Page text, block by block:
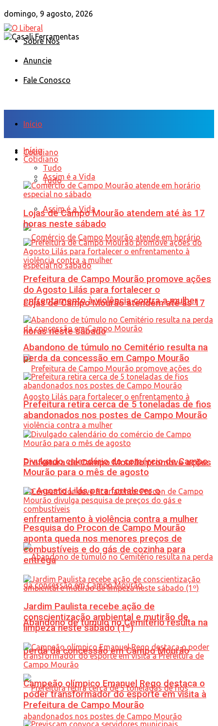
domingo, 9 agosto, 2026
Sobre Nós
Anuncie
Fale Conosco
Início
Cotidiano
Tudo
Assim é a Vida
Lojas de Campo Mourão atendem até às 17
horas neste sábado
Prefeitura de Campo Mourão promove ações
do Agosto Lilás para fortalecer o
enfrentamento à violência contra a mulher
Abandono de túmulo no Cemitério resulta na
perda da concessão em Campo Mourão
Início
Cotidiano
Tudo
Assim é a Vida
Lojas de Campo Mourão atendem até às 17
horas neste sábado
Prefeitura de Campo Mourão promove ações
do Agosto Lilás para fortalecer o
enfrentamento à violência contra a mulher
Abandono de túmulo no Cemitério resulta na
perda da concessão em Campo Mourão
Prefeitura retira cerca de 5 toneladas de fios
abandonados nos postes de Campo Mourão
Divulgado calendário do comércio de Campo
Mourão para o mês de agosto
Pesquisa do Procon de Campo Mourão
aponta queda nos menores preços de
combustíveis e do gás de cozinha para
entrega
Jardim Paulista recebe ação de
conscientização ambiental e mutirão de
limpeza neste sábado (1º)
Campeão olímpico Emanuel Rego destaca o
poder transformador do esporte em visita à
Prefeitura de Campo Mourão